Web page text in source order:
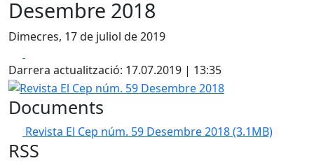
Desembre 2018
Dimecres, 17 de juliol de 2019
Darrera actualització: 17.07.2019 | 13:35
Revista El Cep núm. 59 Desembre 2018
Documents
Revista El Cep núm. 59 Desembre 2018(3.1MB)
RSS